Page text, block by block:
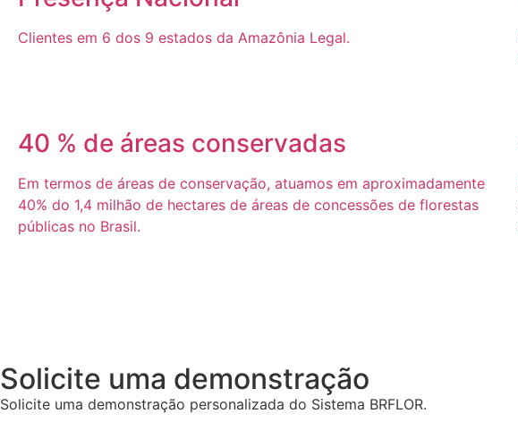
Clientes em 6 dos 9 estados da Amazônia Legal.
40 % de áreas conservadas
Em termos de áreas de conservação, atuamos em aproximadamente
40% do 1,4 milhão de hectares de áreas de concessões de florestas
públicas no Brasil.
Solicite uma demonstração
Solicite uma demonstração personalizada do Sistema BRFLOR.